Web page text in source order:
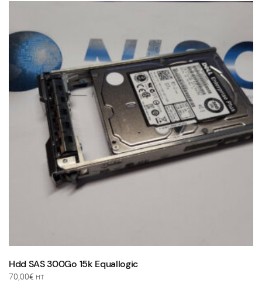
Hdd SAS 300Go 15k Equallogic
70,00€ HT